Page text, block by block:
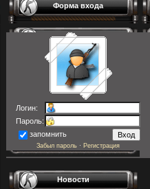
Форма входа
Логин:
Пароль:
запомнить
Забыл пароль · Регистрация
Новости